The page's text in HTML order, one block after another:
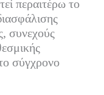
περαιτέρω το
συνεχούς
σύγχρονο